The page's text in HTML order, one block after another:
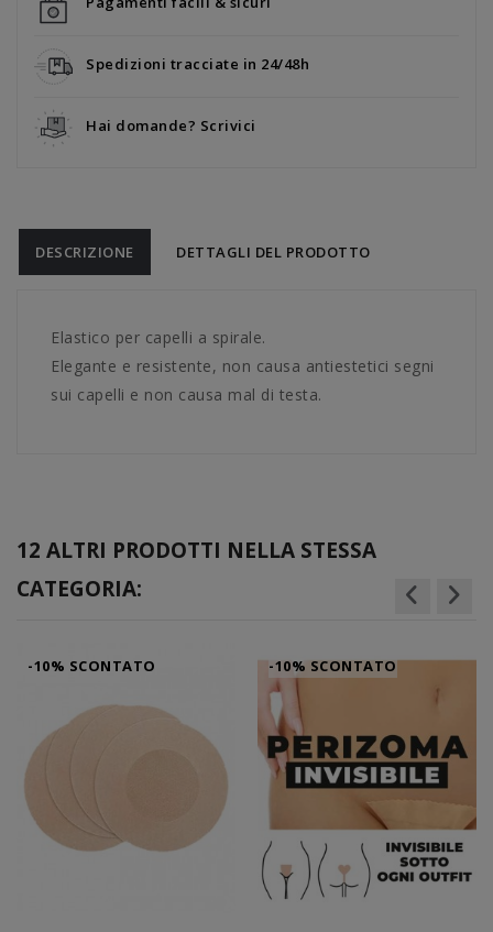
Spedizioni tracciate in 24/48h
Hai domande? Scrivici
DESCRIZIONE DETTAGLI DEL PRODOTTO
Elastico per capelli a spirale.
Elegante e resistente, non causa antiestetici segni
sui capelli e non causa mal di testa.
12 ALTRI PRODOTTI NELLA STESSA
CATEGORIA:
-10% SCONTATO -10% SCONTATO